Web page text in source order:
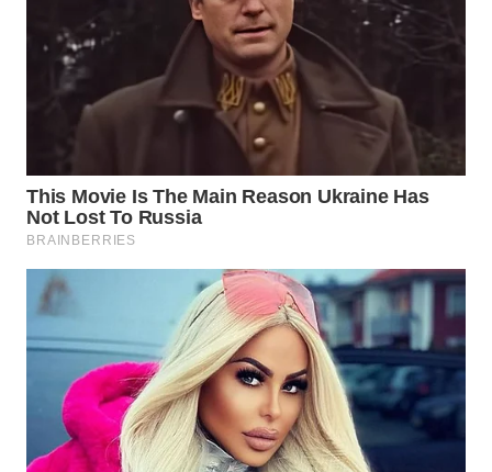
WN
PRIANGAN
TIMUR
WN
SOLO
BOROBUDUR
WN
MADURA
WN